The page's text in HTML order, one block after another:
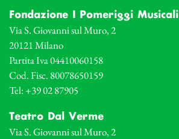
Fondazione I Pomeriggi Musicali
Via S. Giovanni sul Muro, 2
20121 Milano
Partita Iva 04410060158
Cod. Fisc. 80078650159
Tel: +39 02 87905
Teatro Dal Verme
Via S. Giovanni sul Muro, 2